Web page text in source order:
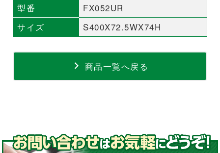
型番
FX052UR
サイズ
S400X72.5WX74H
商品一覧へ戻る